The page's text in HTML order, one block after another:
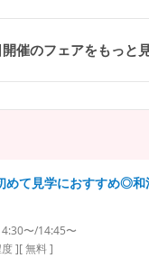
エストなども受け付けて頂
催のフェアをもっと
めて見学におすすめ◎
〜/14:45〜
][ 無料 ]